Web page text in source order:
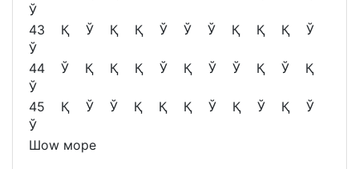
Ў
43 Қ Ў Қ Қ Ў Ў Ў Қ Қ Қ Ў
Ў
44 Ў Қ Қ Қ Ў Қ Ў Ў Қ Ў Қ
Ў
45 Қ Ў Ў Қ Қ Қ Ў Қ Ў Қ Ў
Ў
Шоw море